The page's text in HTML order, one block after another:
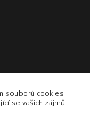
souborů cookies
se vašich zájmů.